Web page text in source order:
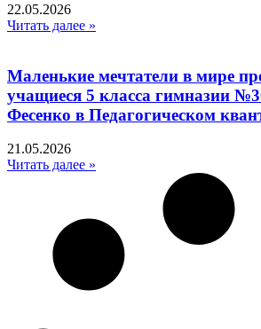
22.05.2026
Читать далее »
Маленькие мечтатели в мире
учащиеся 5 класса гимназии
Фесенко в Педагогическом
21.05.2026
Читать далее »